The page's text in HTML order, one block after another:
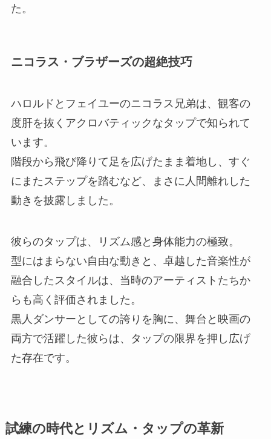
た。
ニコラス・ブラザーズの超絶技巧
ハロルドとフェイユーのニコラス兄弟は、観客の
度肝を抜くアクロバティックなタップで知られて
います。
階段から飛び降りて足を広げたまま着地し、すぐ
にまたステップを踏むなど、まさに人間離れした
動きを披露しました。
彼らのタップは、リズム感と身体能力の極致。
型にはまらない自由な動きと、卓越した音楽性が
融合したスタイルは、当時のアーティストたちか
らも高く評価されました。
黒人ダンサーとしての誇りを胸に、舞台と映画の
両方で活躍した彼らは、タップの限界を押し広げ
た存在です。
試練の時代とリズム・タップの革新